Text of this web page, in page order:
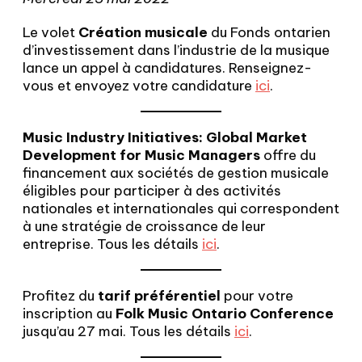
Le volet Création musicale du Fonds ontarien
d’investissement dans l’industrie de la musique
lance un appel à candidatures. Renseignez-
vous et envoyez votre candidature ici.
Music Industry Initiatives: Global Market
Development for Music Managers offre du
financement aux sociétés de gestion musicale
éligibles pour participer à des activités
nationales et internationales qui correspondent
à une stratégie de croissance de leur
entreprise. Tous les détails ici.
Profitez du tarif préférentiel pour votre
inscription au Folk Music Ontario Conference
jusqu’au 27 mai. Tous les détails ici.